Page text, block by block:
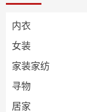
内衣
女装
家装家纺
寻物
居家